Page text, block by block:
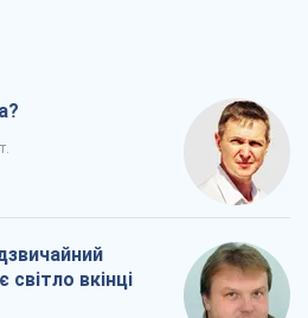
вкінці